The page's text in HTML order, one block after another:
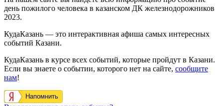
день пожилого человека в казанском ДК железнодорожников
2023.
КудаКазань — это интерактивная афиша самых интересных
событий Казани.
КудаКазань в курсе всех событий, которые пройдут в Казани.
Если вы знаете о событии, которого нет на сайте, сообщите
нам!
Напомнить